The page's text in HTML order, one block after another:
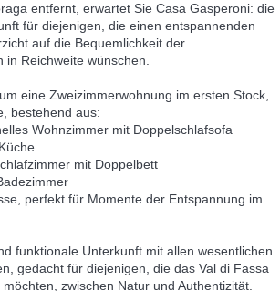
entfernt, erwartet Sie Casa Gasperoni: die
für diejenigen, die einen entspannenden
auf die Bequemlichkeit der
in Reichweite wünschen.
eine Zweizimmerwohnung im ersten Stock,
bestehend aus:
Wohnzimmer mit Doppelschlafsofa
mit Doppelbett
perfekt für Momente der Entspannung im
funktionale Unterkunft mit allen wesentlichen
gedacht für diejenigen, die das Val di Fassa
zwischen Natur und Authentizität.